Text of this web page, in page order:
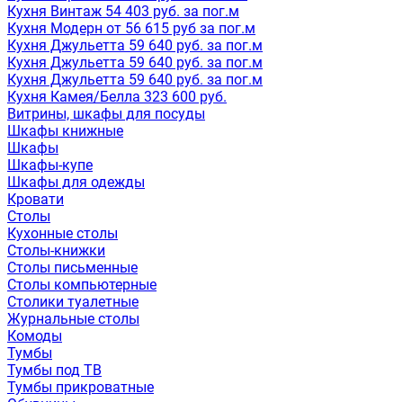
Кухня Винтаж 54 403 руб. за пог.м
Кухня Модерн от 56 615 руб за пог.м
Кухня Джульетта 59 640 руб. за пог.м
Кухня Джульетта 59 640 руб. за пог.м
Кухня Джульетта 59 640 руб. за пог.м
Кухня Камея/Белла 323 600 руб.
Витрины, шкафы для посуды
Шкафы книжные
Шкафы
Шкафы-купе
Шкафы для одежды
Кровати
Столы
Кухонные столы
Столы-книжки
Столы письменные
Столы компьютерные
Столики туалетные
Журнальные столы
Комоды
Тумбы
Тумбы под ТВ
Тумбы прикроватные